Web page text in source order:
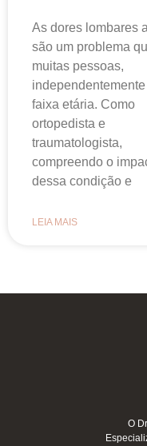
As dores lombares
são um problema
muitas pessoas,
independentemente
faixa etária. Como
ortopedista e
traumatologista,
compreendo o
dessa condição e
LEIA MAIS
O